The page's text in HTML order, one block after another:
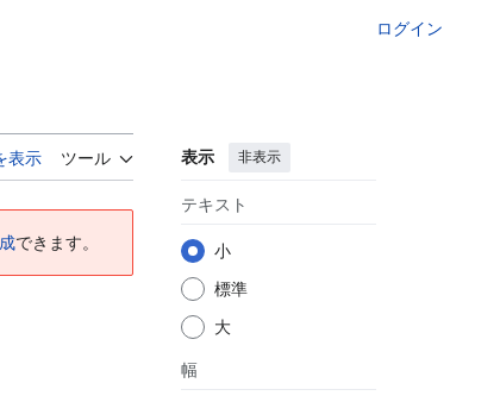
ログイン
表示 ツール 表示 非表示
テキスト
小
標準
大
幅
できます。